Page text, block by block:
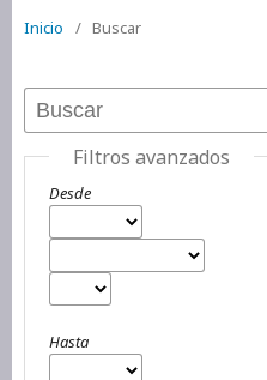
Inicio / Buscar
Filtros avanzados
Desde
Hasta